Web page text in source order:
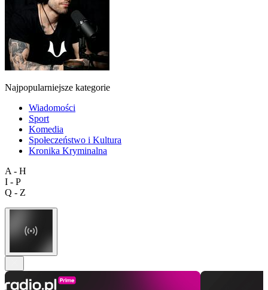
Najpopularniejsze kategorie
Wiadomości
Sport
Komedia
Społeczeństwo i Kultura
Kronika Kryminalna
A - H
I - P
Q - Z